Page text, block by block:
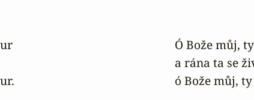
Ó Bože můj,
a rána ta se
ó Bože můj,